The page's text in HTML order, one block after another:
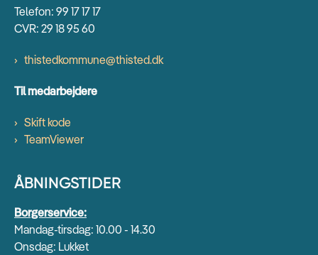
Telefon: 99 17 17 17
CVR: 29 18 95 60
thistedkommune@thisted.dk
Til medarbejdere
Skift kode
TeamViewer
ÅBNINGSTIDER
Borgerservice:
Mandag-tirsdag: 10.00 - 14.30
Onsdag: Lukket